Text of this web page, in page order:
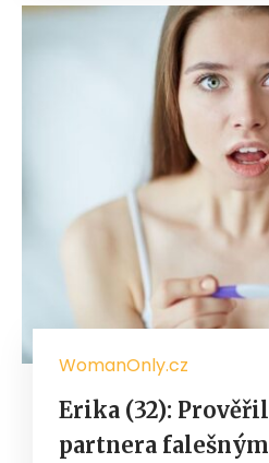
WomanOnly.cz
Erika (32):
partnera falešným